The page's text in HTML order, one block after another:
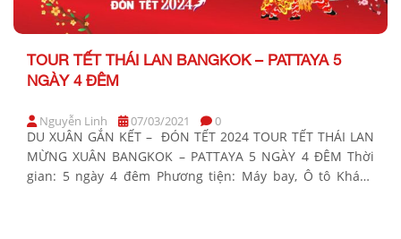
TOUR TẾT THÁI LAN BANGKOK – PATTAYA 5
NGÀY 4 ĐÊM
Nguyễn Linh 07/03/2021 0
DU XUÂN GẮN KẾT – ĐÓN TẾT 2024 TOUR TẾT THÁI LAN
MỪNG XUÂN BANGKOK – PATTAYA 5 NGÀY 4 ĐÊM Thời
gian: 5 ngày 4 đêm Phương tiện: Máy bay, Ô tô Khách